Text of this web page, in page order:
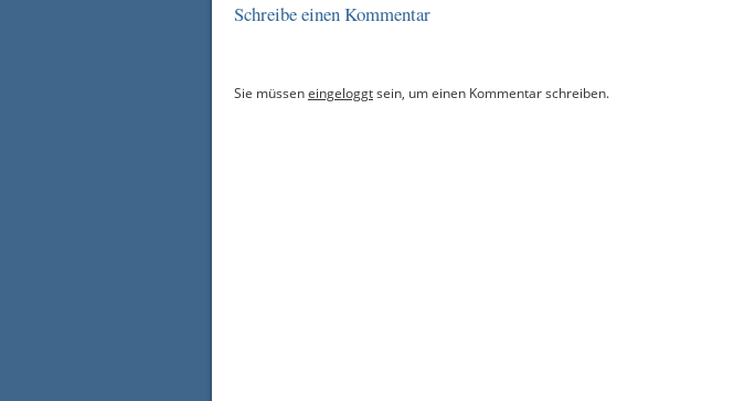
Schreibe einen Kommentar
Sie müsseneingeloggtsein, um einen Kommentar schreiben.